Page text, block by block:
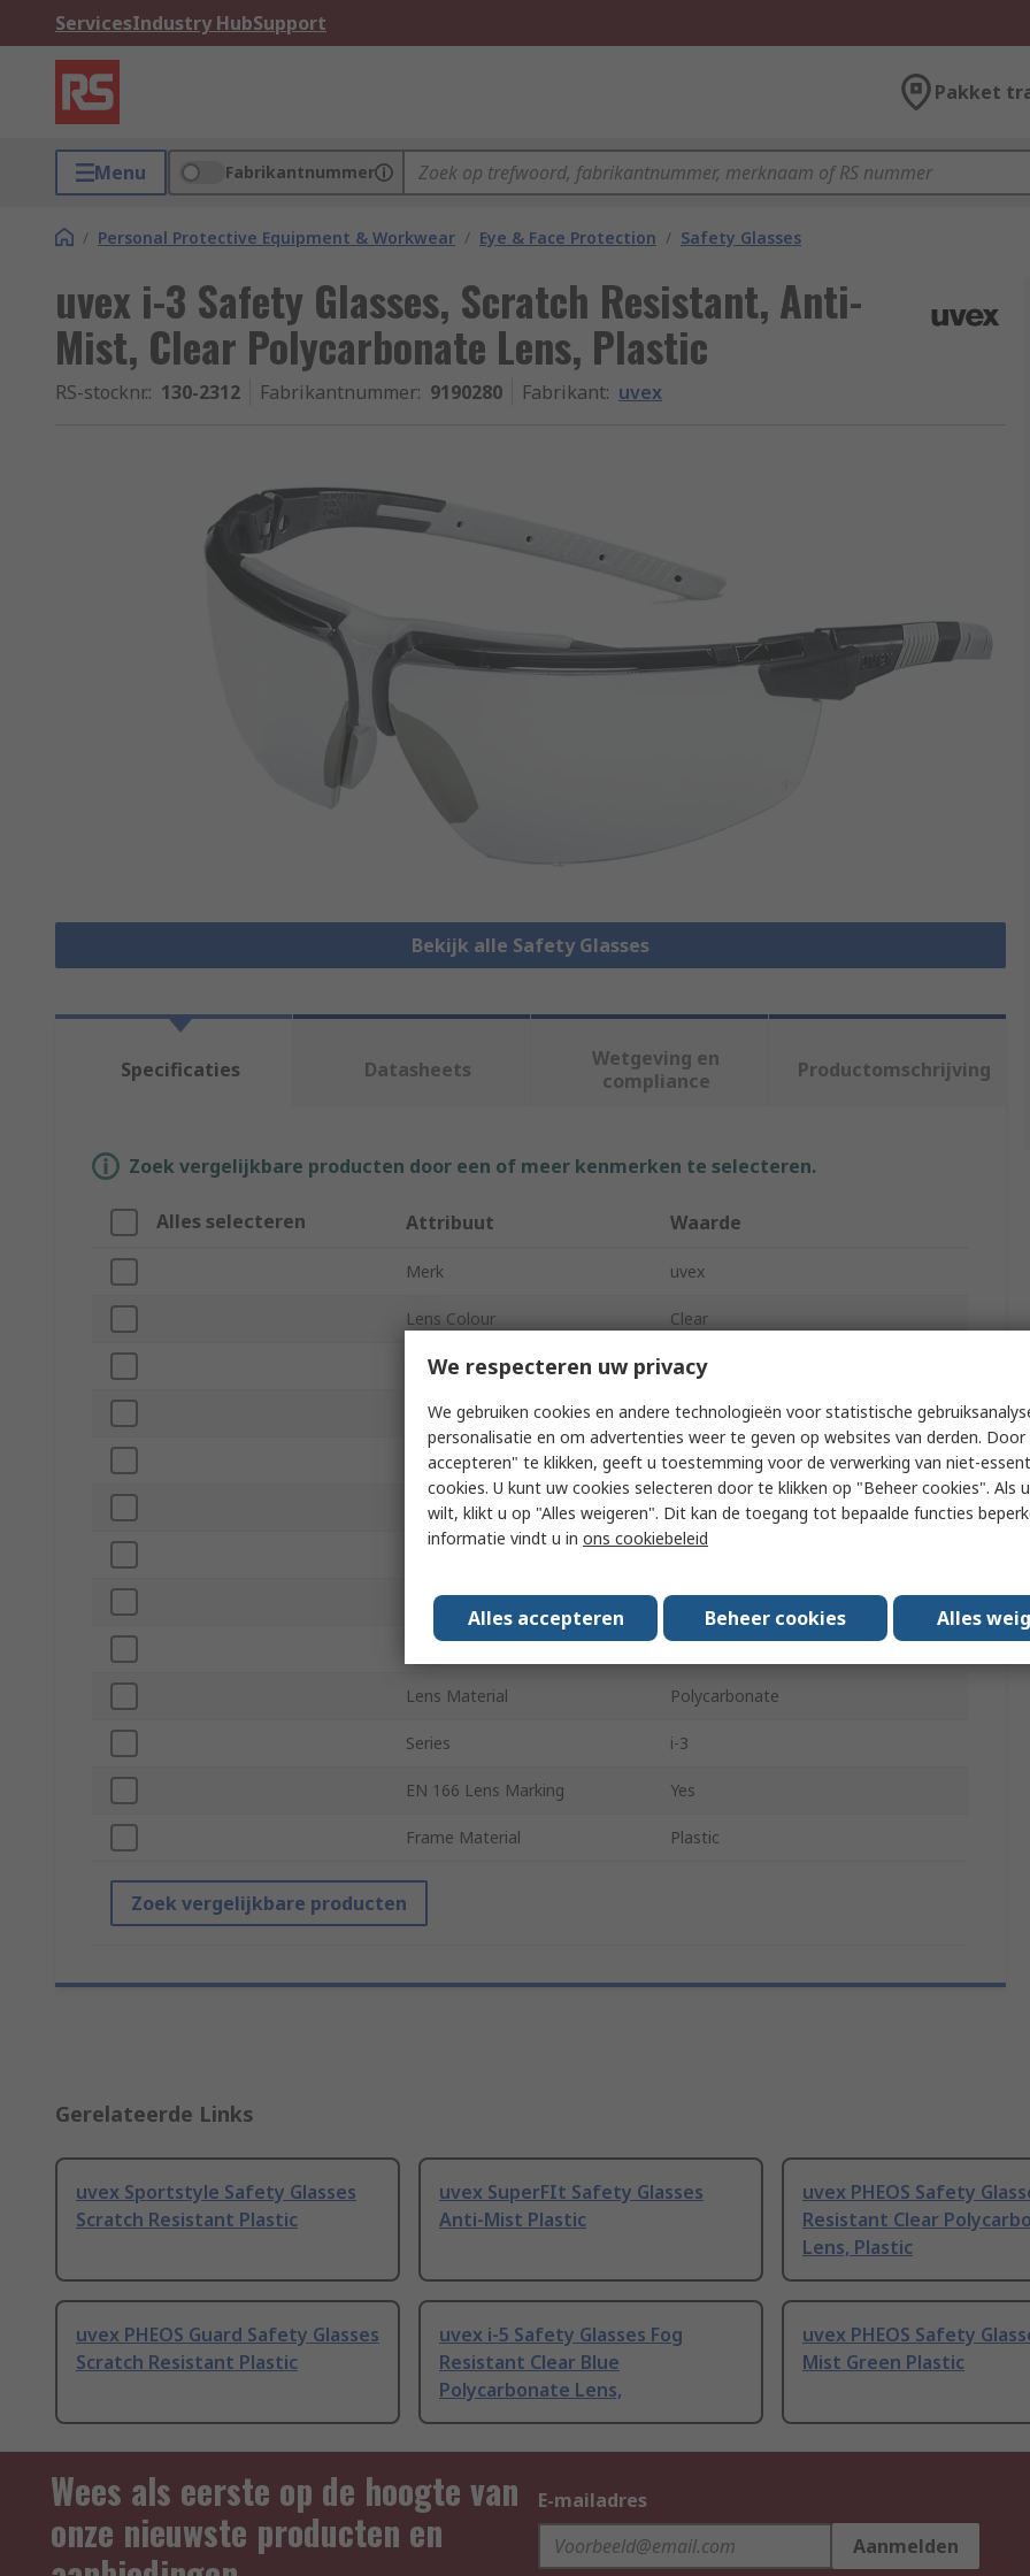
ServicesIndustry HubSupport
Pakket
Menu Fabrikantnummer
/ Personal Protective Equipment & Workwear / Eye & Face Protection / Safety Glasses
uvex i-3 Safety Glasses, Scratch Resistant, Anti-
Mist, Clear Polycarbonate Lens, Plastic
RS-stocknr.: 130-2312 Fabrikantnummer: 9190280 Fabrikant: uvex
Bekijk alle Safety Glasses
Specificaties Datasheets
Wetgeving en
compliance
Productomschrijving
Zoek vergelijkbare producten door een of meer kenmerken te selecteren.
Alles selecteren Attribuut Waarde
Merk uvex
Lens Colour Clear
Product Type Safety Glasses
Resistance Features Scratch Resistant, Anti-Mist
Bifocal Lens No
Frame Style Semi-Framed
EN 207/208 Laser Safe No
Lens Material Polycarbonate
Series i-3
EN 166 Lens Marking Yes
Frame Material Plastic
Zoek vergelijkbare producten
Gerelateerde Links
uvex Sportstyle Safety Glasses
Scratch Resistant Plastic
uvex SuperFIt Safety Glasses
Anti-Mist Plastic
uvex PHEOS Safety
Resistant Clear
Lens, Plastic
uvex PHEOS Guard Safety Glasses
Scratch Resistant Plastic
uvex i-5 Safety Glasses Fog
Resistant Clear Blue
Polycarbonate Lens,
uvex PHEOS Safety
Mist Green Plastic
Wees als eerste op de hoogte van
onze nieuwste producten en
E-mailadres
Aanmelden
We respecteren uw privacy
We gebruiken cookies en andere technologieën voor statistische
personalisatie en om advertenties weer te geven op websites van derden. Door
accepteren" te klikken, geeft u toestemming voor de verwerking van niet-
cookies. U kunt uw cookies selecteren door te klikken op "Beheer cookies". Als
wilt, klikt u op "Alles weigeren". Dit kan de toegang tot bepaalde functies
informatie vindt u in ons cookiebeleid
Alles accepteren Beheer cookies Alles